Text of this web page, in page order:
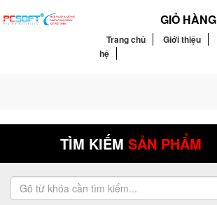
GIỎ HÀNG
Trang chủ Giới thiệu
hệ
TÌM KIẾM SẢN PHẨM